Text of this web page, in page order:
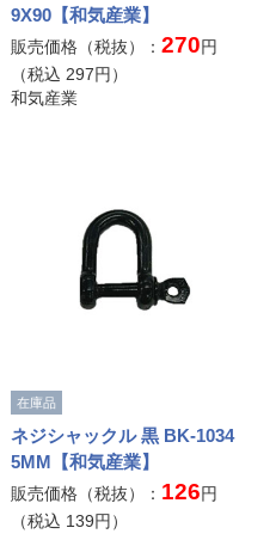
9X90【和気産業】
販売価格（税抜）： 270円
（税込 297円）
和気産業
在庫品
ネジシャックル 黒 BK-1034
5MM【和気産業】
販売価格（税抜）： 126円
（税込 139円）